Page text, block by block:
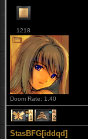
1218
Doom Rate: 1.40
1 2
StasBFG[iddqd]